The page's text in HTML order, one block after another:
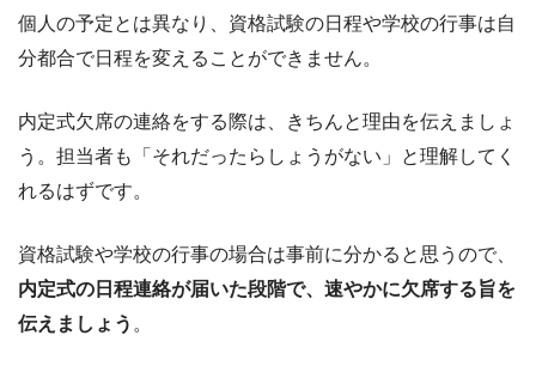
個人の予定とは異なり、資格試験の日程や学校の行事は自
分都合で日程を変えることができません。
内定式欠席の連絡をする際は、きちんと理由を伝えましょ
う。担当者も「それだったらしょうがない」と理解してく
れるはずです。
資格試験や学校の行事の場合は事前に分かると思うので、
内定式の日程連絡が届いた段階で、速やかに欠席する旨を
伝えましょう 。